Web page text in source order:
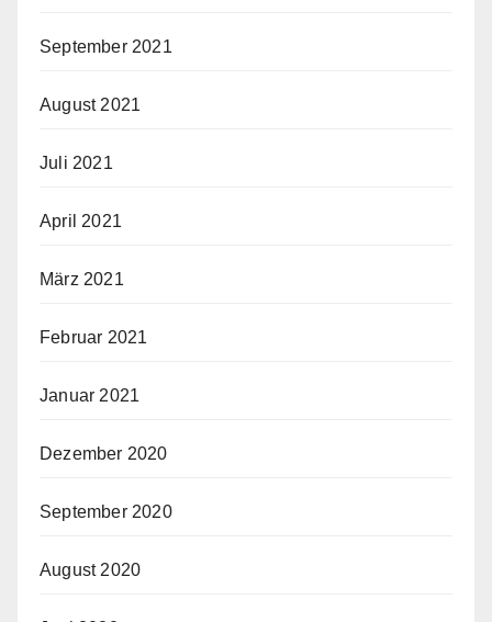
September 2021
August 2021
Juli 2021
April 2021
März 2021
Februar 2021
Januar 2021
Dezember 2020
September 2020
August 2020